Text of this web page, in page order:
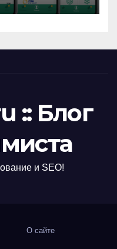
:: Блог
и SEO!
О сайте